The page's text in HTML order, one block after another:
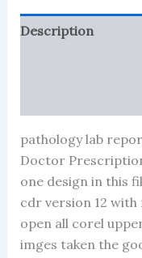
Description
pathology lab
Doctor
one design in this
cdr version 12
open all corel
imges taken the